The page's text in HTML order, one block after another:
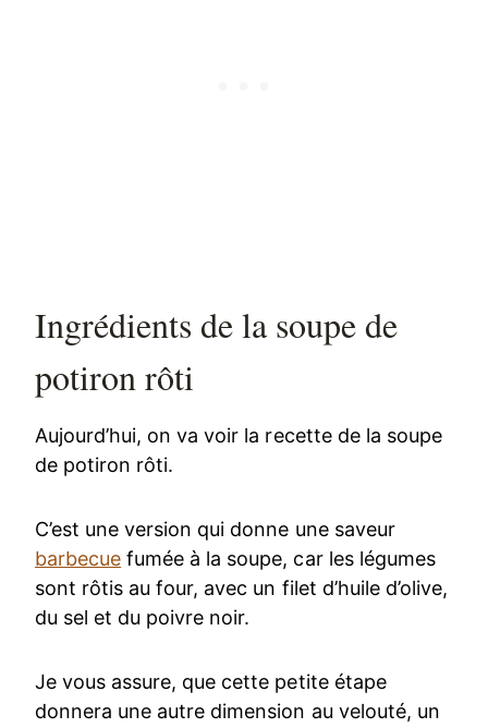
Ingrédients de la soupe de
potiron rôti
Aujourd’hui, on va voir la recette de la soupe
de potiron rôti.
C’est une version qui donne une saveur
barbecue fumée à la soupe, car les légumes
sont rôtis au four, avec un filet d’huile d’olive,
du sel et du poivre noir.
Je vous assure, que cette petite étape
donnera une autre dimension au velouté, un